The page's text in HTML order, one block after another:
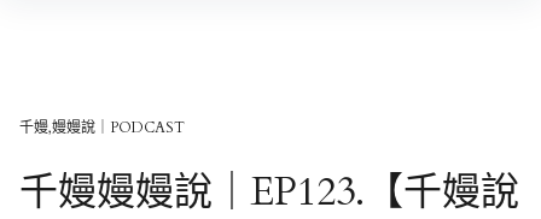
千嫚,嫚嫚說｜PODCAST
千嫚嫚嫚說｜EP123.【千嫚說